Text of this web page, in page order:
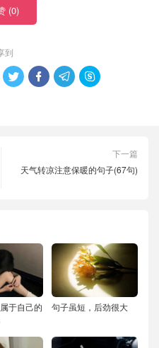
(0)
到
   
下一篇
天气转凉注意保暖的句子(67句)
于自己的
句子虽短，后劲很大